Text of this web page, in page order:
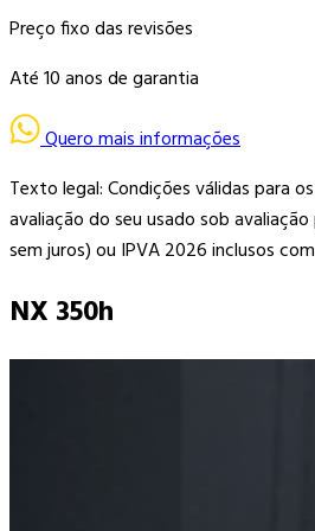
Preço fixo das revisões
Até 10 anos de garantia
Quero mais informações
Texto legal: Condições válidas para
avaliação do seu usado sob
sem juros) ou IPVA 2026 inclusos
NX 350h